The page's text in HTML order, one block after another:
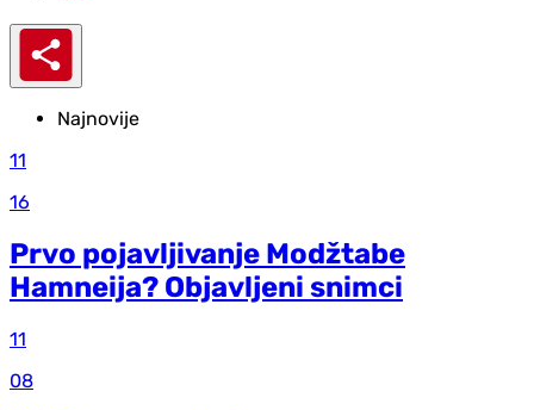
Najnovije
11
16
Prvo pojavljivanje Modžtabe
Hamneija? Objavljeni snimci
11
08